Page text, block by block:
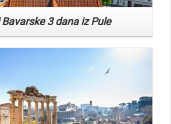
Read More